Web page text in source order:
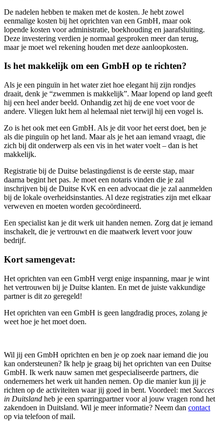
De nadelen hebben te maken met de kosten. Je hebt zowel
eenmalige kosten bij het oprichten van een GmbH, maar ook
lopende kosten voor administratie, boekhouding en jaarafsluiting.
Deze investering verdien je normaal gesproken meer dan terug,
maar je moet wel rekening houden met deze aanloopkosten.
Is het makkelijk om een GmbH op te richten?
Als je een pinguïn in het water ziet hoe elegant hij zijn rondjes
draait, denk je “zwemmen is makkelijk”. Maar lopend op land geeft
hij een heel ander beeld. Onhandig zet hij de ene voet voor de
andere. Vliegen lukt hem al helemaal niet terwijl hij een vogel is.
Zo is het ook met een GmbH. Als je dit voor het eerst doet, ben je
als die pinguïn op het land. Maar als je het aan iemand vraagt, die
zich bij dit onderwerp als een vis in het water voelt – dan is het
makkelijk.
Registratie bij de Duitse belastingdienst is de eerste stap, maar
daarna begint het pas. Je moet een notaris vinden die je zal
inschrijven bij de Duitse KvK en een advocaat die je zal aanmelden
bij de lokale overheidsinstanties. Al deze registraties zijn met elkaar
verweven en moeten worden gecoördineerd.
Een specialist kan je dit werk uit handen nemen. Zorg dat je iemand
inschakelt, die je vertrouwt en die maatwerk levert voor jouw
bedrijf.
Kort samengevat:
Het oprichten van een GmbH vergt enige inspanning, maar je wint
het vertrouwen bij je Duitse klanten. En met de juiste vakkundige
partner is dit zo geregeld!
Het oprichten van een GmbH is geen langdradig proces, zolang je
weet hoe je het moet doen.
Wil jij een GmbH oprichten en ben je op zoek naar iemand die jou
kan ondersteunen? Ik help je graag bij het oprichten van een Duitse
GmbH. Ik werk nauw samen met gespecialiseerde partners, die
ondernemers het werk uit handen nemen. Op die manier kun jij je
richten op de activiteiten waar jij goed in bent. Voordeel: met Succes
in Duitsland heb je een sparringpartner voor al jouw vragen rond het
zakendoen in Duitsland. Wil je meer informatie? Neem dan contact
op via telefoon of mail.